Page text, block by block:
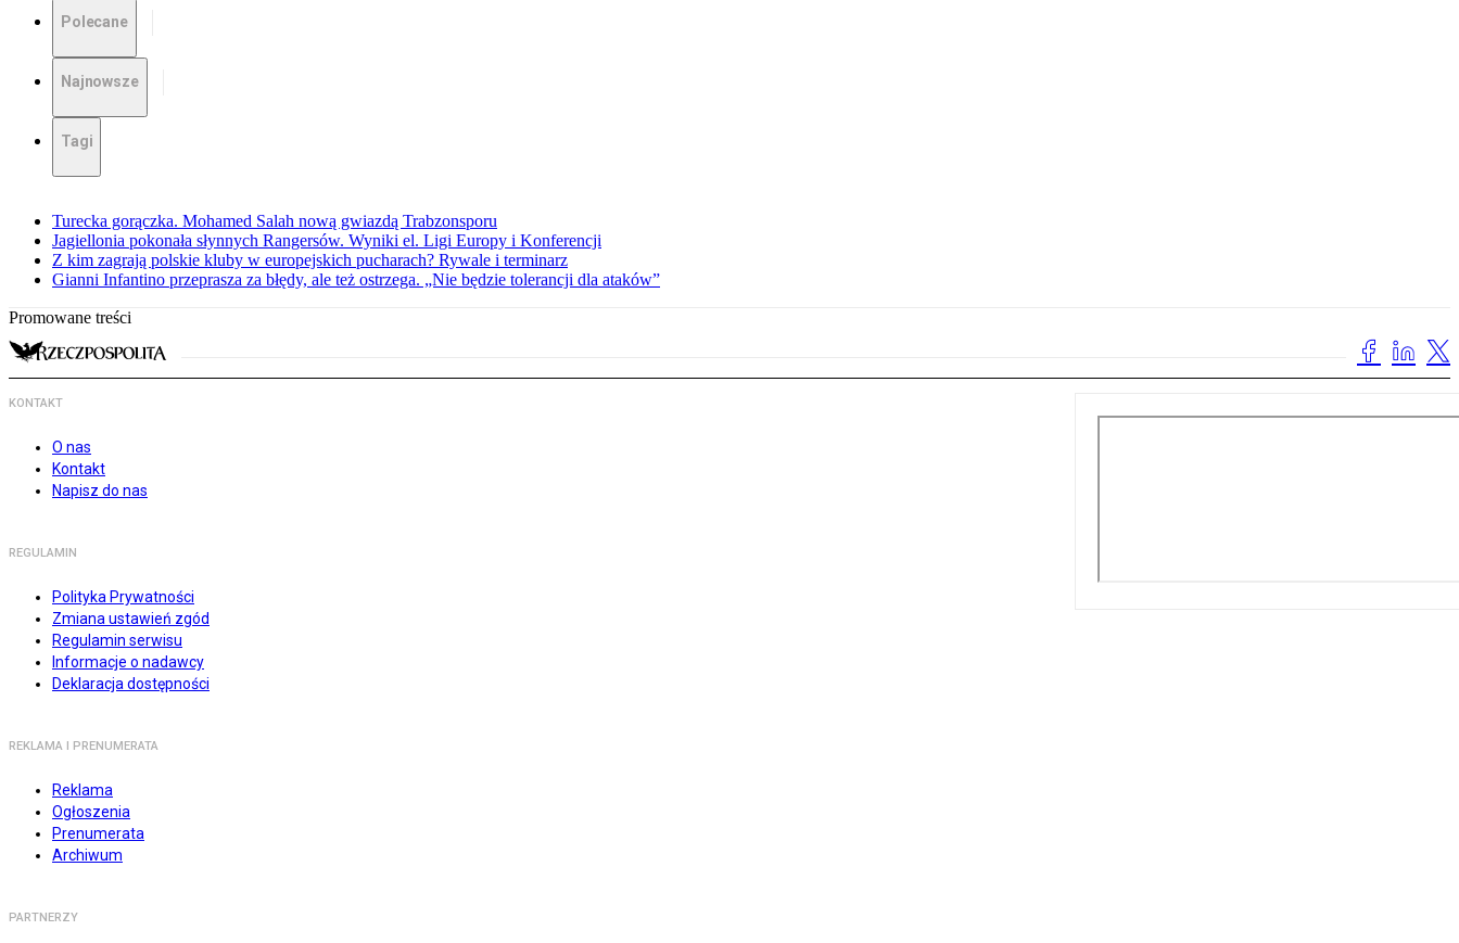
Polecane
Najnowsze
Tagi
Turecka gorączka. Mohamed Salah nową gwiazdą Trabzonsporu
Jagiellonia pokonała słynnych Rangersów. Wyniki el. Ligi Europy i Konferencji
Z kim zagrają polskie kluby w europejskich pucharach? Rywale i terminarz
Gianni Infantino przeprasza za błędy, ale też ostrzega. „Nie będzie tolerancji dla ataków”
Promowane treści
KONTAKT
O nas
Kontakt
Napisz do nas
REGULAMIN
Polityka Prywatności
Zmiana ustawień zgód
Regulamin serwisu
Informacje o nadawcy
Deklaracja dostępności
REKLAMA I PRENUMERATA
Reklama
Ogłoszenia
Prenumerata
Archiwum
PARTNERZY